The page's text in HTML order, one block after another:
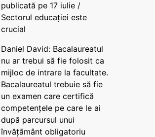
publicată pe 17 iulie /
Sectorul educației este
crucial
Daniel David: Bacalaureatul
nu ar trebui să fie folosit ca
mijloc de intrare la facultate.
Bacalaureatul trebuie să fie
un examen care certifică
competențele pe care le ai
după parcursul unui
învățământ obligatoriu